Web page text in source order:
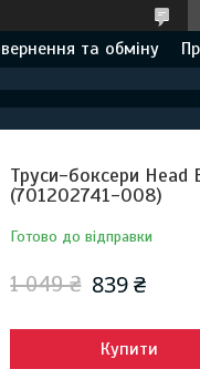
та обміну
Труси-боксери Head
(701202741-008)
Готово до відправки
1 049 ₴ 839 ₴
Купити